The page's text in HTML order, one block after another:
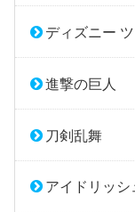
ディズニー
進撃の巨人
刀剣乱舞
アイドリッシ